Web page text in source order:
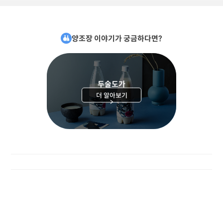
양조장 이야기가 궁금하다면?
두술도가
더 알아보기
>